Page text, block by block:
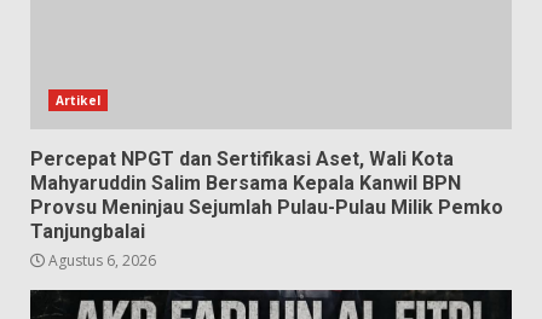
Artikel
Percepat NPGT dan Sertifikasi Aset, Wali Kota
Mahyaruddin Salim Bersama Kepala Kanwil BPN
Provsu Meninjau Sejumlah Pulau-Pulau Milik Pemko
Tanjungbalai
Agustus 6, 2026